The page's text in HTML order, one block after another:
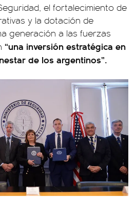
el fortalecimiento de
y la dotación de
generación a las fuerzas
“una inversión estratégica en
de los argentinos”.